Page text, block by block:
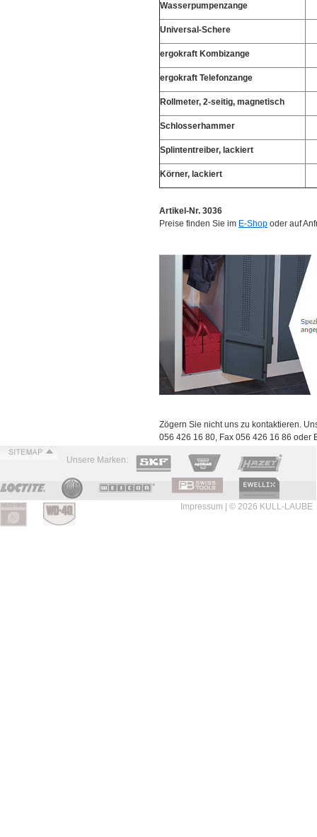
Wasserpumpenzange
Universal-Schere
ergokraft Kombizange
ergokraft Telefonzange
Rollmeter, 2-seitig, magnetisch
Schlosserhammer
Splintentreiber, lackiert
Körner, lackiert
Artikel-Nr. 3036
Preise finden Sie im E-Shop oder auf
Zögern Sie nicht uns zu kontaktieren.
056 426 16 80, Fax 056 426 16 86 oder
Unsere Marken:
Impressum | © 2026 KULL-LAUBE